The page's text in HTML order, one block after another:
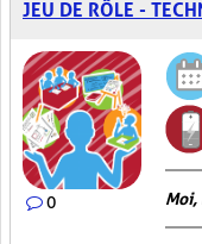
JEU DE RÔLE -
0 Moi,